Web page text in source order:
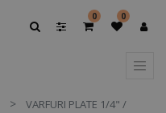
0 0
VARFURI PLATE 1/4" /